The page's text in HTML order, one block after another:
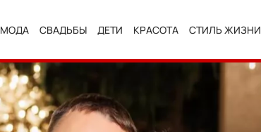
МОДА СВАДЬБЫ ДЕТИ КРАСОТА СТИЛЬ ЖИЗНИ